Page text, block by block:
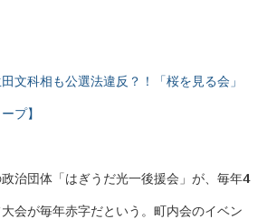
文科相も公選法違反？！「桜を見る会」
プ】
治団体「はぎうだ光一後援会」が、毎年4
会が毎年赤字だという。町内会のイベン